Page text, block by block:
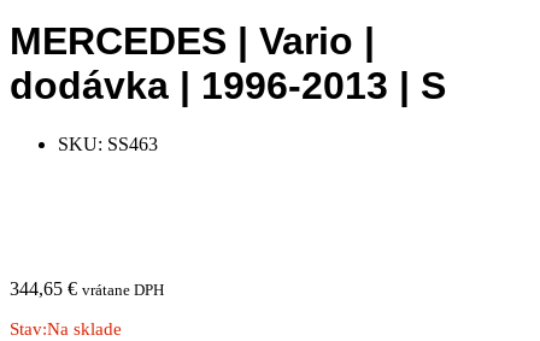
MERCEDES | Vario |
dodávka | 1996-2013 | S
SKU: SS463
344,65 € vrátane DPH
Stav:Na sklade